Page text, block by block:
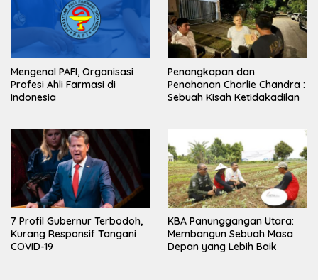
Mengenal PAFI, Organisasi
Profesi Ahli Farmasi di
Indonesia
Penangkapan dan
Penahanan Charlie Chandra :
Sebuah Kisah Ketidakadilan
7 Profil Gubernur Terbodoh,
Kurang Responsif Tangani
COVID-19
KBA Panunggangan Utara:
Membangun Sebuah Masa
Depan yang Lebih Baik